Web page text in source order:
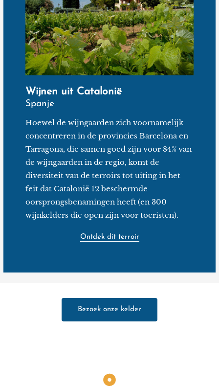
verticaliteit in de wijnen, biologische landbouw
bedrijven en de opbrengst beperken tot tussen de 10
en 30 hl/ha.
Wijnen uit Catalonië
Spanje
Hoewel de wijngaarden zich voornamelijk
concentreren in de provincies Barcelona en
Tarragona, die samen goed zijn voor 84% van
de wijngaarden in de regio, komt de
diversiteit van de terroirs tot uiting in het
feit dat Catalonië 12 beschermde
oorsprongsbenamingen heeft (en 300
wijnkelders die open zijn voor toeristen).
Ontdek dit terroir
Bezoek onze kelder